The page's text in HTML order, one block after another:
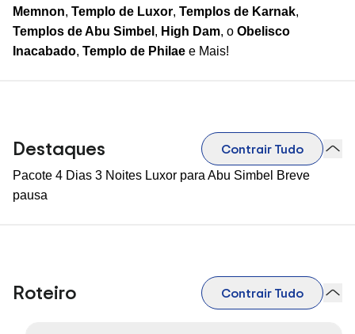
Memnon, Templo de Luxor, Templos de Karnak,
Templos de Abu Simbel , High Dam, o Obelisco
Inacabado, Templo de Philae e Mais!
Destaques Contrair Tudo
Pacote 4 Dias 3 Noites Luxor para Abu Simbel Breve
pausa
Roteiro Contrair Tudo